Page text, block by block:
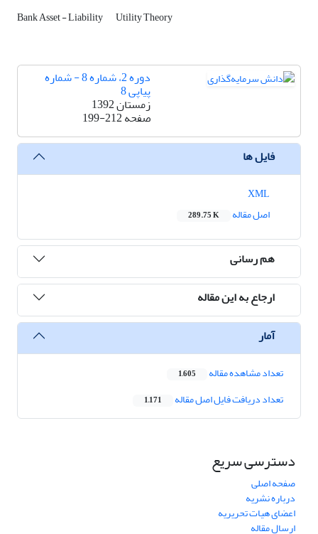
Bank Asset - Liability Utility Theory
دوره 2، شماره 8 - شماره
پیاپی 8
زمستان 1392
صفحه199-212
فایل ها
اصل مقاله
289.75 K
هم رسانی
ارجاع به این مقاله
آمار
تعداد مشاهده مقاله 1,605
تعداد دریافت فایل اصل مقاله 1,171
دسترسی سریع
صفحه اصلی
درباره نشریه
اعضای هیات تحریریه
ارسال مقاله